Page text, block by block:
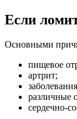
Если
Основными
пищевое
артрит;
различные
сердечно-